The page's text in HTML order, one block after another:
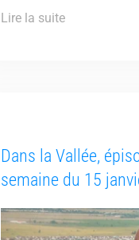
Lire la suite
Dans la Vallée,
semaine du 15